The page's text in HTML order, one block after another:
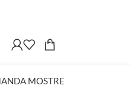
MOSTRE